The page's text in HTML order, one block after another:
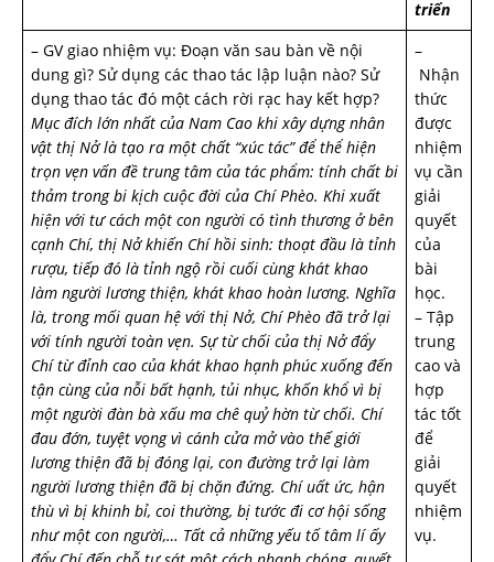
triển
– GV giao nhiệm vụ: Đoạn văn sau bàn về nội
dung gì? Sử dụng các thao tác lập luận nào? Sử
dụng thao tác đó một cách rời rạc hay kết hợp?
Mục đích lớn nhất của Nam Cao khi xây dựng nhân
vật thị Nở là tạo ra một chất “xúc tác” để thể hiện
trọn vẹn vấn đề trung tâm của tác phẩm: tính chất bi
thảm trong bi kịch cuộc đời của Chí Phèo. Khi xuất
hiện với tư cách một con người có tình thương ở bên
cạnh Chí, thị Nở khiến Chí hồi sinh: thoạt đầu là tỉnh
rượu, tiếp đó là tỉnh ngộ rồi cuối cùng khát khao
làm người lương thiện, khát khao hoàn lương. Nghĩa
là, trong mối quan hệ với thị Nở, Chí Phèo đã trở lại
với tính người toàn vẹn. Sự từ chối của thị Nở đẩy
Chí từ đỉnh cao của khát khao hạnh phúc xuống đến
tận cùng của nỗi bất hạnh, tủi nhục, khốn khổ vì bị
một người đàn bà xấu ma chê quỷ hờn từ chối. Chí
đau đớn, tuyệt vọng vì cánh cửa mở vào thế giới
lương thiện đã bị đóng lại, con đường trở lại làm
người lương thiện đã bị chặn đứng. Chí uất ức, hận
thù vì bị khinh bỉ, coi thường, bị tước đi cơ hội sống
như một con người,… Tất cả những yếu tố tâm lí ấy
–
Nhận
thức
được
nhiệm
vụ cần
giải
quyết
của
bài
học.
– Tập
trung
cao và
hợp
tác tốt
để
giải
quyết
nhiệm
vụ.